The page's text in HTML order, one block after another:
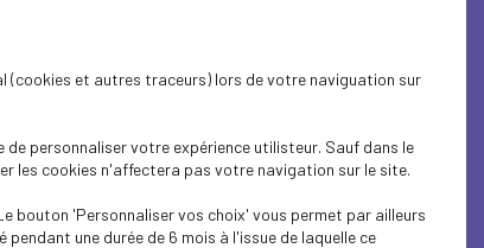
(cookies et autres traceurs) lors de votre naviguation sur
personnaliser votre expérience utilisteur. Sauf dans le
les cookies n'affectera pas votre navigation sur le site.
bouton 'Personnaliser vos choix' vous permet par ailleurs
une durée de 6 mois à l'issue de laquelle ce